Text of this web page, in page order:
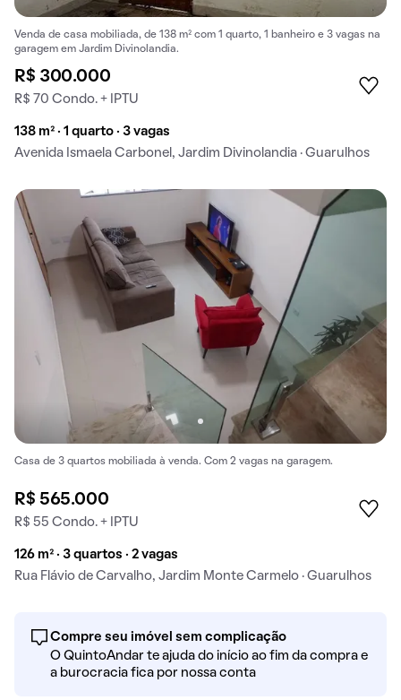
Venda de casa mobiliada, de 138 m² com 1 quarto, 1 banheiro e 3 vagas na
garagem em Jardim Divinolandia.
R$ 300.000
R$ 70 Condo. + IPTU
138 m² · 1 quarto · 3 vagas
Avenida Ismaela Carbonel, Jardim Divinolandia · Guarulhos
Casa de 3 quartos mobiliada à venda. Com 2 vagas na garagem.
R$ 565.000
R$ 55 Condo. + IPTU
126 m² · 3 quartos · 2 vagas
Rua Flávio de Carvalho, Jardim Monte Carmelo · Guarulhos
Compre seu imóvel sem complicação
O QuintoAndar te ajuda do início ao fim da compra e
a burocracia fica por nossa conta